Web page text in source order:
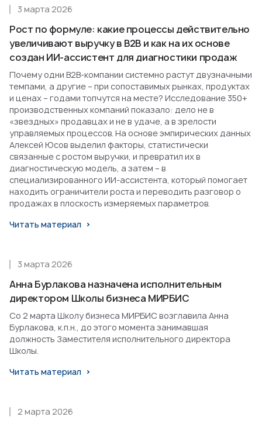
Рост по формуле: какие процессы действительно
увеличивают выручку в B2B и как на их основе
создан ИИ-ассистент для диагностики продаж
3 марта 2026
Почему одни B2B-компании системно растут двузначными
темпами, а другие – при сопоставимых рынках, продуктах
и ценах – годами топчутся на месте? Исследование 350+
производственных компаний показало: дело не в
«звездных» продавцах и не в удаче, а в зрелости
управляемых процессов. На основе эмпирических данных
Алексей Юсов выделил факторы, статистически
связанные с ростом выручки, и превратил их в
диагностическую модель, а затем – в
специализированного ИИ-ассистента, который помогает
находить ограничители роста и переводить разговор о
продажах в плоскость измеряемых параметров.
Читать материал
Анна Бурлакова назначена исполнительным
директором Школы бизнеса МИРБИС
3 марта 2026
Со 2 марта Школу бизнеса МИРБИС возглавила Анна
Бурлакова, к.п.н., до этого момента занимавшая
должность Заместителя исполнительного директора
Школы.
Читать материал
2 марта 2026